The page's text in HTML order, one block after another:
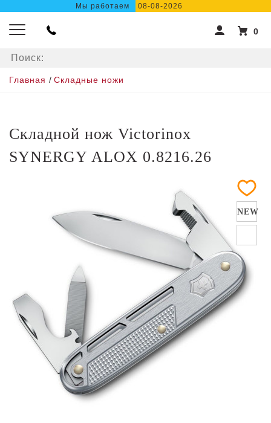
Мы работаем 08-08-2026
0
Главная / Складные ножи
Складной нож Victorinox
SYNERGY ALOX 0.8216.26
NEW